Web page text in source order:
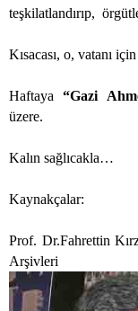
teşkilatlandırıp,
Kısacası, o, vatanı
Haftaya“Gazi
üzere.
Kalın sağlıcakla…
Kaynakçalar:
Prof. Dr.Fahrettin
Arşivleri